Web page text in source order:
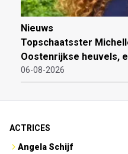
Nieuws
Topschaatsster
Oostenrijkse heuvels,
06-08-2026
ACTRICES
Angela Schijf